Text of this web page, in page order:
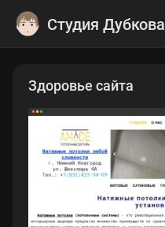
Студия Дубкова
Здоровье сайта